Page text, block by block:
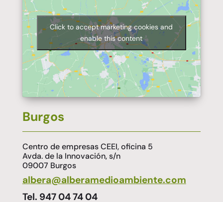
Click to accept marketing cookies and
enable this content
Burgos
Centro de empresas CEEI, oficina 5
Avda. de la Innovación, s/n
09007 Burgos
albera@alberamedioambiente.com
Tel. 947 04 74 04